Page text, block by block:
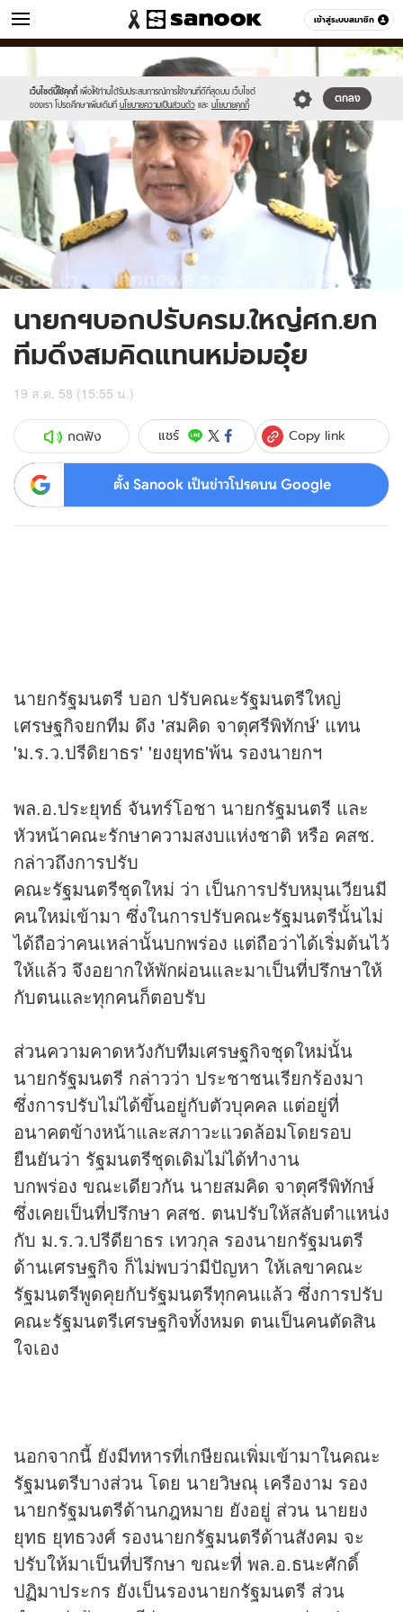
เข้าสู่ระบบสมาชิก
ข่าว หมวดอื่นๆ
เว็บไซต์นี้ใช้คุกกี้ เพื่อให้ท่านได้รับประสบการณ์การใช้งานที่ดีที่สุดบน เว็บไซต์
ของเรา โปรดศึกษาเพิ่มเติมที่ นโยบายความเป็นส่วนตัว และ นโยบายคุกกี้
ตกลง
//s.isanook.com/sr/0/images/logo-
new-
sanook.png
//s.isanook.com/ns/0/ud/370/1850486/640142-
01.jpg
นายกฯบอกปรับครม.ใหญ่ศก.ยก
ทีมดึงสมคิดแทนหม่อมอุ๋ย
19 ส.ค. 58 (15:55 น.)
กดฟัง แชร์ Copy link
ตั้ง Sanook เป็นข่าวโปรดบน Google
นายกรัฐมนตรี บอก ปรับคณะรัฐมนตรีใหญ่
เศรษฐกิจยกทีม ดึง 'สมคิด จาตุศรีพิทักษ์' แทน
'ม.ร.ว.ปรีดิยาธร' 'ยงยุทธ'พ้น รองนายกฯ
พล.อ.ประยุทธ์ จันทร์โอชา นายกรัฐมนตรี และ
หัวหน้าคณะรักษาความสงบแห่งชาติ หรือ คสช.
กล่าวถึงการปรับ
คณะรัฐมนตรีชุดใหม่ ว่า เป็นการปรับหมุนเวียนมี
คนใหม่เข้ามา ซึ่งในการปรับคณะรัฐมนตรีนั้นไม่
ได้ถือว่าคนเหล่านั้นบกพร่อง แต่ถือว่าได้เริ่มต้นไว้
ให้แล้ว จึงอยากให้พักผ่อนและมาเป็นที่ปรึกษาให้
กับตนและทุกคนก็ตอบรับ
ส่วนความคาดหวังกับทีมเศรษฐกิจชุดใหม่นั้น
นายกรัฐมนตรี กล่าวว่า ประชาชนเรียกร้องมา
ซึ่งการปรับไม่ได้ขึ้นอยู่กับตัวบุคคล แต่อยู่ที่
อนาคตข้างหน้าและสภาวะแวดล้อมโดยรอบ
ยืนยันว่า รัฐมนตรีชุดเดิมไม่ได้ทำงาน
บกพร่อง ขณะเดียวกัน นายสมคิด จาตุศรีพิทักษ์
ซึ่งเคยเป็นที่ปรึกษา คสช. ตนปรับให้สลับตำแหน่ง
กับ ม.ร.ว.ปรีดียาธร เทวกุล รองนายกรัฐมนตรี
ด้านเศรษฐกิจ ก็ไม่พบว่ามีปัญหา ให้เลขาคณะ
รัฐมนตรีพูดคุยกับรัฐมนตรีทุกคนแล้ว ซึ่งการปรับ
คณะรัฐมนตรีเศรษฐกิจทั้งหมด ตนเป็นคนตัดสิน
ใจเอง
นอกจากนี้ ยังมีทหารที่เกษียณเพิ่มเข้ามาในคณะ
รัฐมนตรีบางส่วน โดย นายวิษณุ เครืองาม รอง
นายกรัฐมนตรีด้านกฎหมาย ยังอยู่ ส่วน นายยง
ยุทธ ยุทธวงศ์ รองนายกรัฐมนตรีด้านสังคม จะ
ปรับให้มาเป็นที่ปรึกษา ขณะที่ พล.อ.ธนะศักดิ์
ปฏิมาประกร ยังเป็นรองนายกรัฐมนตรี ส่วน